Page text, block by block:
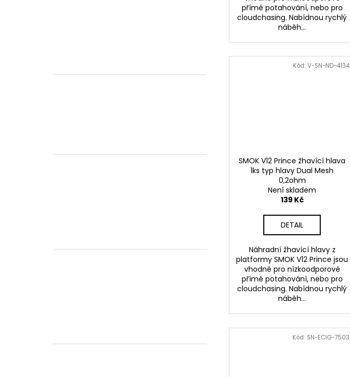
přímé potahování, nebo pro
cloudchasing. Nabídnou rychlý
náběh...
SMOK V12 Prince žhavící hlava
1ks typ hlavy Dual Mesh
0,2ohm
Není skladem
139 Kč
DETAIL
Náhradní žhavící hlavy z
platformy SMOK V12 Prince jsou
vhodné pro nízkoodporové
přímé potahování, nebo pro
cloudchasing. Nabídnou rychlý
náběh...
Kód:V-SN-ND-4134
Kód: SN-ECIG-7503